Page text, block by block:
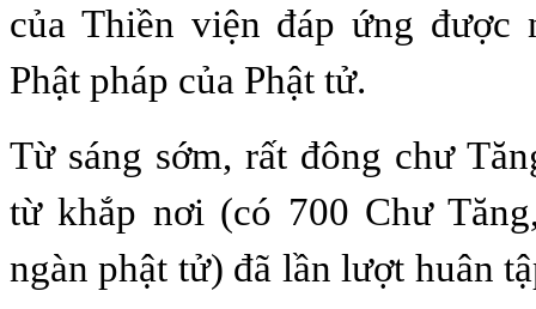
của Thiền viện đáp ứng được
Phật pháp của Phật tử.
Từ sáng sớm, rất đông chư
từ khắp nơi (có 700 Chư
ngàn phật tử) đã lần lượt huân